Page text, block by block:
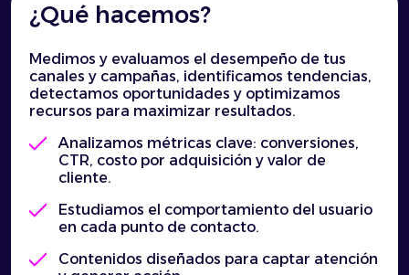
¿Qué hacemos?
Medimos y evaluamos el desempeño de tus
canales y campañas, identificamos tendencias,
detectamos oportunidades y optimizamos
recursos para maximizar resultados.
Analizamos métricas clave: conversiones,
CTR, costo por adquisición y valor de
cliente.
Estudiamos el comportamiento del usuario
en cada punto de contacto.
Contenidos diseñados para captar atención